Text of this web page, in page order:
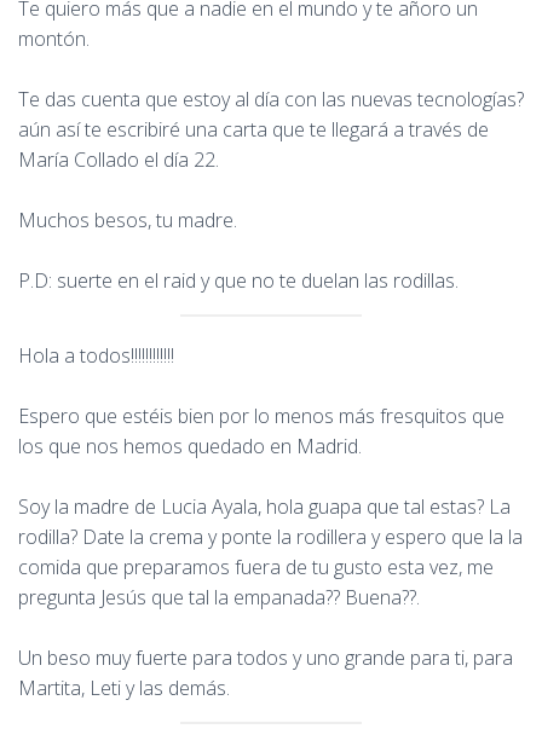
Te quiero más que a nadie en el mundo y te añoro un
montón.
Te das cuenta que estoy al día con las nuevas tecnologías?
aún así te escribiré una carta que te llegará a través de
María Collado el día 22.
Muchos besos, tu madre.
P.D: suerte en el raid y que no te duelan las rodillas.
Hola a todos!!!!!!!!!!!!
Espero que estéis bien por lo menos más fresquitos que
los que nos hemos quedado en Madrid.
Soy la madre de Lucia Ayala, hola guapa que tal estas? La
rodilla? Date la crema y ponte la rodillera y espero que la la
comida que preparamos fuera de tu gusto esta vez, me
pregunta Jesús que tal la empanada?? Buena??.
Un beso muy fuerte para todos y uno grande para ti, para
Martita, Leti y las demás.